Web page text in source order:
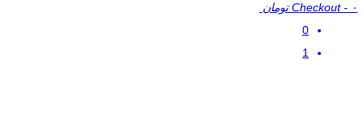
Checkout - ۰ تومان
0
1